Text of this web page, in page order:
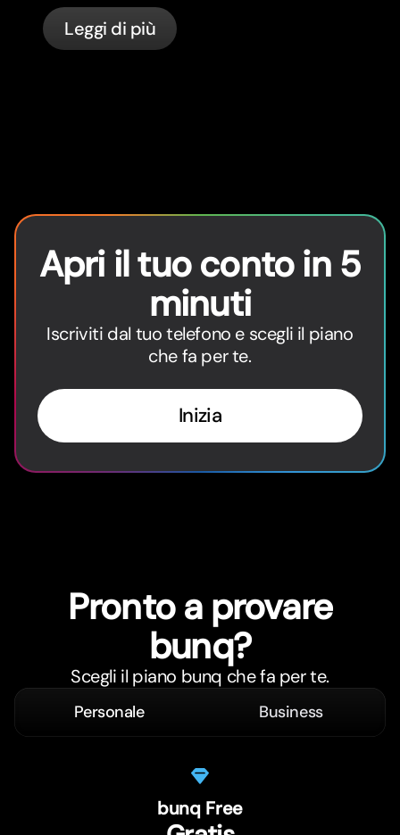
bar ai grattacieli altissimi.
Leggi di più
Apri il tuo conto in 5
minuti
Iscriviti dal tuo telefono e scegli il piano
che fa per te.
Inizia
Pronto a provare
bunq?
Scegli il piano bunq che fa per te.
Personale Business
bunq Free